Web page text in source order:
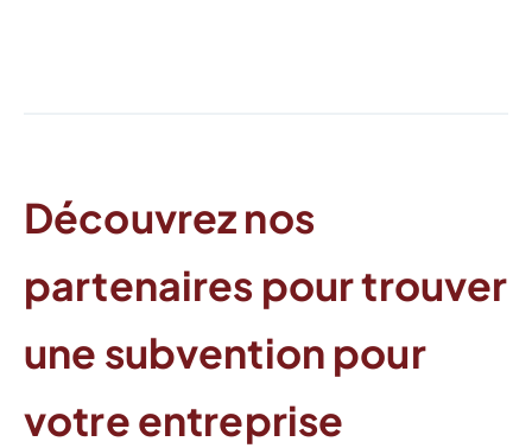
Découvrez nos
partenaires pour trouver
une subvention pour
votre entreprise